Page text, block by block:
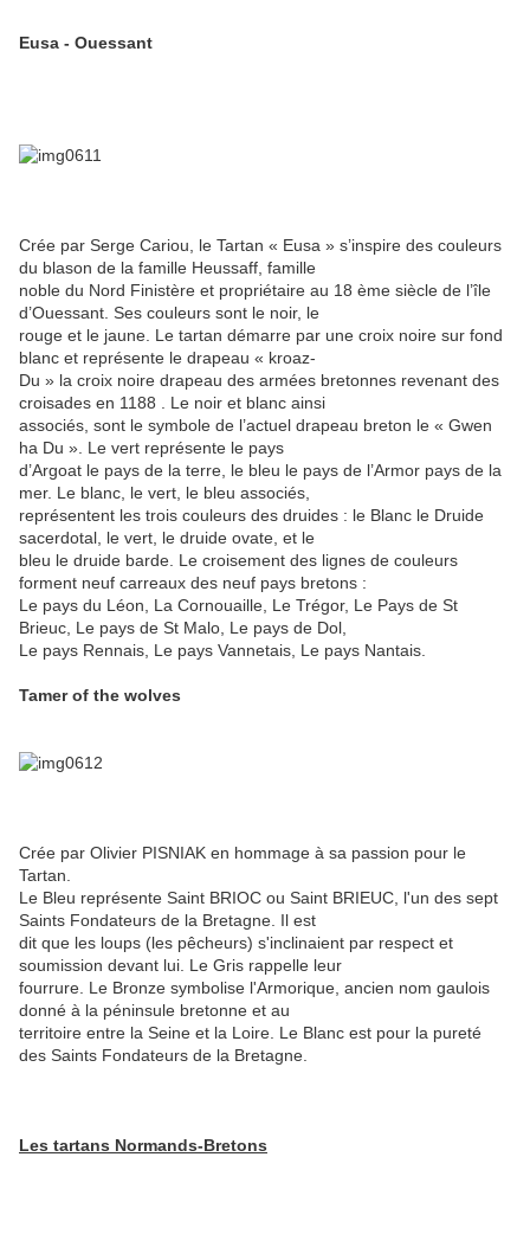
Eusa - Ouessant
Crée par Serge Cariou, le Tartan « Eusa » s’inspire des couleurs
du blason de la famille Heussaff, famille
noble du Nord Finistère et propriétaire au 18 ème siècle de l’île
d’Ouessant. Ses couleurs sont le noir, le
rouge et le jaune. Le tartan démarre par une croix noire sur fond
blanc et représente le drapeau « kroaz-
Du » la croix noire drapeau des armées bretonnes revenant des
croisades en 1188 . Le noir et blanc ainsi
associés, sont le symbole de l’actuel drapeau breton le « Gwen
ha Du ». Le vert représente le pays
d’Argoat le pays de la terre, le bleu le pays de l’Armor pays de la
mer. Le blanc, le vert, le bleu associés,
représentent les trois couleurs des druides : le Blanc le Druide
sacerdotal, le vert, le druide ovate, et le
bleu le druide barde. Le croisement des lignes de couleurs
forment neuf carreaux des neuf pays bretons :
Le pays du Léon, La Cornouaille, Le Trégor, Le Pays de St
Brieuc, Le pays de St Malo, Le pays de Dol,
Le pays Rennais, Le pays Vannetais, Le pays Nantais.
Tamer of the wolves
Crée par Olivier PISNIAK en hommage à sa passion pour le
Tartan.
Le Bleu représente Saint BRIOC ou Saint BRIEUC, l'un des sept
Saints Fondateurs de la Bretagne. Il est
dit que les loups (les pêcheurs) s'inclinaient par respect et
soumission devant lui. Le Gris rappelle leur
fourrure. Le Bronze symbolise l'Armorique, ancien nom gaulois
donné à la péninsule bretonne et au
territoire entre la Seine et la Loire. Le Blanc est pour la pureté
des Saints Fondateurs de la Bretagne.
Les tartans Normands-Bretons